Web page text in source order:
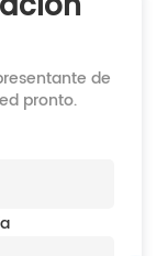
de
pronto.